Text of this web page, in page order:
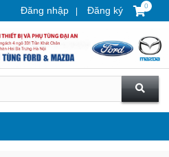
Đăng nhập Đăng ký 0